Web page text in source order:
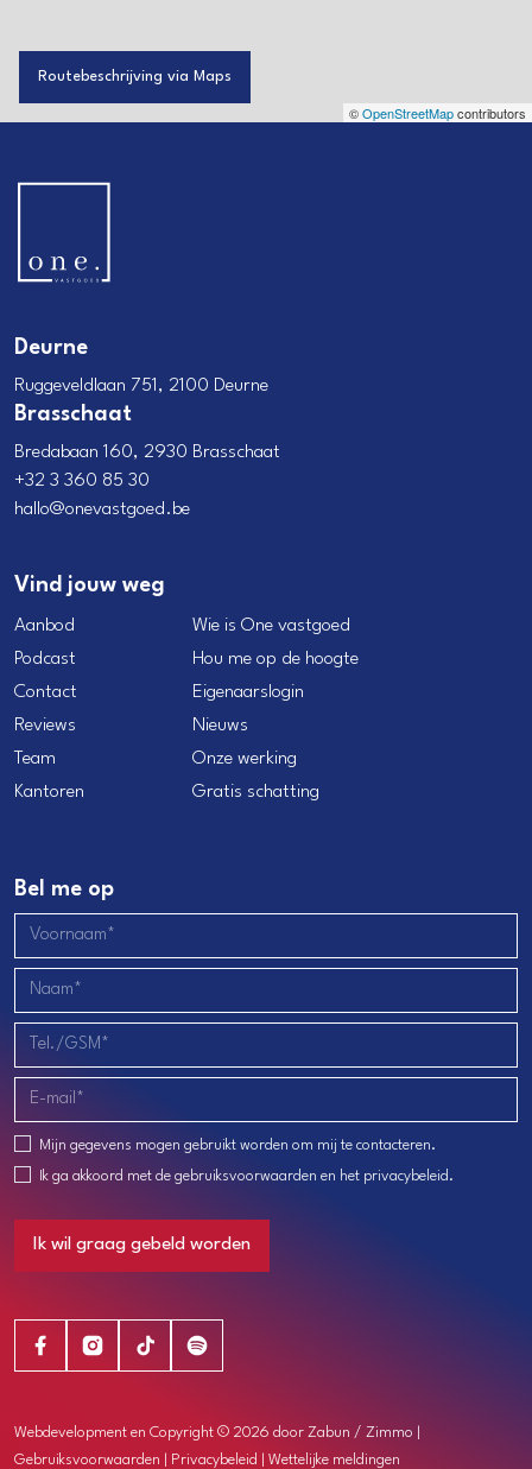
©OpenStreetMapcontributors
Routebeschrijving via Maps
Deurne
Ruggeveldlaan 751, 2100 Deurne
Brasschaat
Bredabaan 160, 2930 Brasschaat
+32 3 360 85 30
hallo@onevastgoed.be
Vind jouw weg
Aanbod
Wie is One vastgoed
Podcast
Hou me op de hoogte
Contact
Eigenaarslogin
Reviews
Nieuws
Team
Onze werking
Kantoren
Gratis schatting
Bel me op
Mijn gegevens mogen gebruikt worden om mij te contacteren.
Ik ga akkoord met de gebruiksvoorwaarden en het privacybeleid .
Ik wil graag gebeld worden
Webdevelopment en Copyright © 2026 door Zabun / Zimmo
Gebruiksvoorwaarden
Privacybeleid Wettelijke meldingen